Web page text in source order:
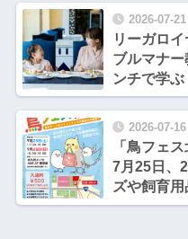
2026-07-21
リーガロ
ブルマナ
ンチで学ぶ
2026-07-16
「鳥フェ
7月25日、
ズや飼育
区】